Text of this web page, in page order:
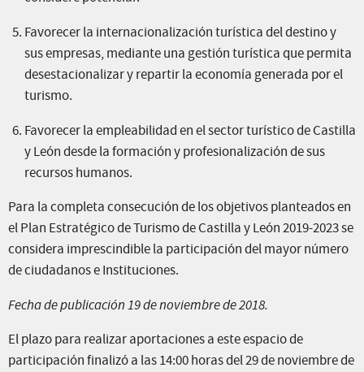
Favorecer la internacionalización turística del destino y
sus empresas, mediante una gestión turística que permita
desestacionalizar y repartir la economía generada por el
turismo.
Favorecer la empleabilidad en el sector turístico de Castilla
y León desde la formación y profesionalización de sus
recursos humanos.
Para la completa consecución de los objetivos planteados en
el Plan Estratégico de Turismo de Castilla y León 2019-2023 se
considera imprescindible la participación del mayor número
de ciudadanos e Instituciones.
Fecha de publicación 19 de noviembre de 2018.
El plazo para realizar aportaciones a este espacio de
participación finalizó a las 14:00 horas del 29 de noviembre de